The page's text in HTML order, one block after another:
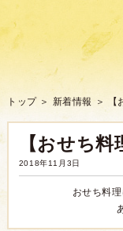
トップ 新着情報
【おせち
2018年11月3日
おせち料